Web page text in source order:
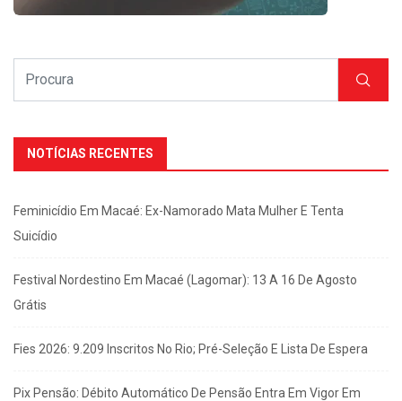
NOTÍCIAS RECENTES
Feminicídio Em Macaé: Ex-Namorado Mata Mulher E Tenta
Suicídio
Festival Nordestino Em Macaé (Lagomar): 13 A 16 De Agosto
Grátis
Fies 2026: 9.209 Inscritos No Rio; Pré-Seleção E Lista De Espera
Pix Pensão: Débito Automático De Pensão Entra Em Vigor Em